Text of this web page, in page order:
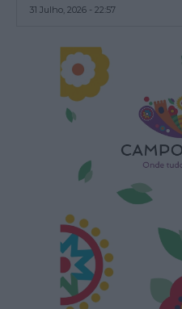
31 Julho, 2026 - 22:57